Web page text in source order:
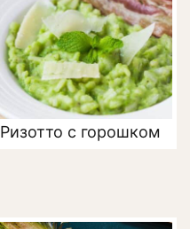
Ризотто с горошком